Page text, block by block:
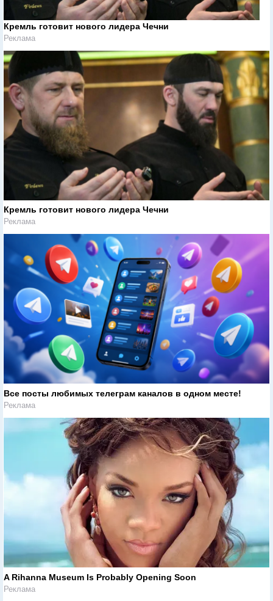
Кремль готовит нового лидера Чечни
Реклама
Кремль готовит нового лидера Чечни
Реклама
Все посты любимых телеграм каналов в одном месте!
Реклама
A Rihanna Museum Is Probably Opening Soon
Реклама